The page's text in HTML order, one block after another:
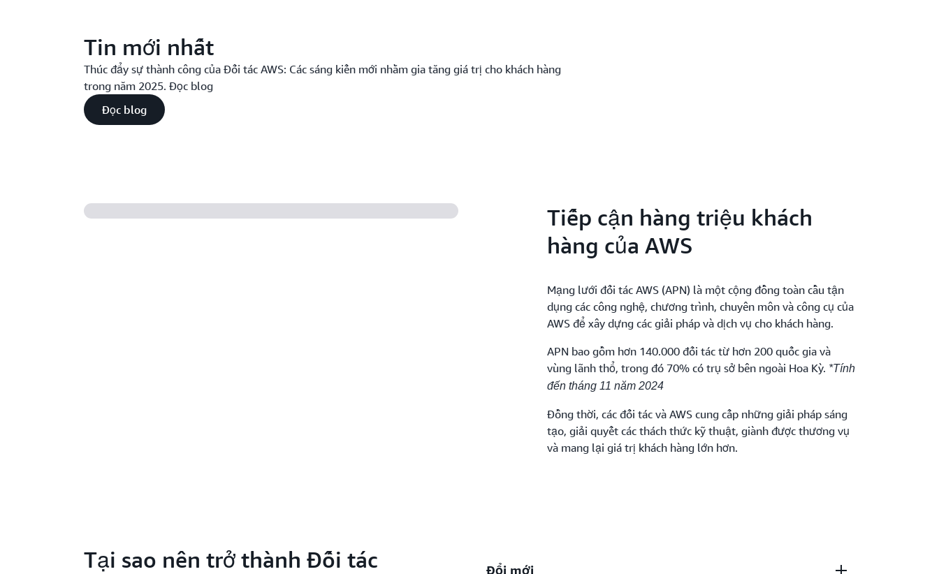
Tin mới nhất
Thúc đẩy sự thành công của Đối tác AWS: Các sáng kiến mới nhằm gia tăng giá trị cho khách hàng
trong năm 2025. Đọc blog
Đọc blog
Tiếp cận hàng triệu khách
hàng của AWS
Mạng lưới đối tác AWS (APN) là một cộng đồng toàn cầu tận
dụng các công nghệ, chương trình, chuyên môn và công cụ của
AWS để xây dựng các giải pháp và dịch vụ cho khách hàng.
APN bao gồm hơn 140.000 đối tác từ hơn 200 quốc gia và
vùng lãnh thổ, trong đó 70% có trụ sở bên ngoài Hoa Kỳ. *Tính
đến tháng 11 năm 2024
Đồng thời, các đối tác và AWS cung cấp những giải pháp sáng
tạo, giải quyết các thách thức kỹ thuật, giành được thương vụ
và mang lại giá trị khách hàng lớn hơn.
Tại sao nên trở thành Đối tác
Đổi mới